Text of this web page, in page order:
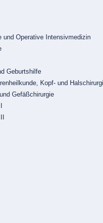
und Operative Intensivmedizin
Geburtshilfe
Kopf- und
Gefäßchirurgie